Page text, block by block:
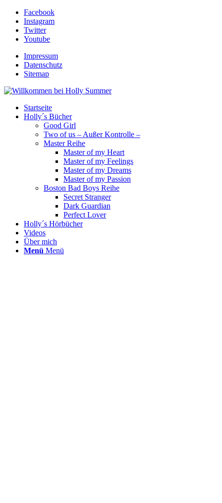
Facebook
Instagram
Twitter
Youtube
Impressum
Datenschutz
Sitemap
Startseite
Holly´s Bücher
Good Girl
Two of us – Außer Kontrolle –
Master Reihe
Master of my Heart
Master of my Feelings
Master of my Dreams
Master of my Passion
Boston Bad Boys Reihe
Secret Stranger
Dark Guardian
Perfect Lover
Holly´s Hörbücher
Videos
Über mich
Menü Menü